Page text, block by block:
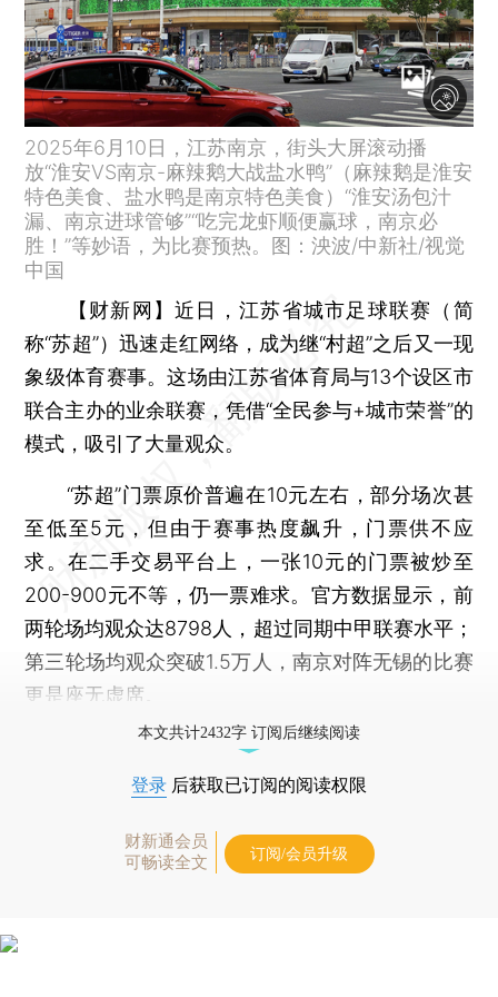
2025年6月10日，江苏南京，街头大屏滚动播
放“淮安VS南京-麻辣鹅大战盐水鸭”（麻辣鹅是淮安
特色美食、盐水鸭是南京特色美食）“淮安汤包汁
漏、南京进球管够”“吃完龙虾顺便赢球，南京必
胜！”等妙语，为比赛预热。图：泱波/中新社/视觉
中国
【财新网】近日，江苏省城市足球联赛（简
称“苏超”）迅速走红网络，成为继“村超”之后又一现
象级体育赛事。这场由江苏省体育局与13个设区市
联合主办的业余联赛，凭借“全民参与+城市荣誉”的
模式，吸引了大量观众。
“苏超”门票原价普遍在10元左右，部分场次甚
至低至5元，但由于赛事热度飙升，门票供不应
求。在二手交易平台上，一张10元的门票被炒至
200-900元不等，仍一票难求。官方数据显示，前
两轮场均观众达8798人，超过同期中甲联赛水平；
第三轮场均观众突破1.5万人，南京对阵无锡的比赛
更是座无虚席。
本文共计2432字 订阅后继续阅读
登录 后获取已订阅的阅读权限
财新通会员
可畅读全文
订阅/会员升级